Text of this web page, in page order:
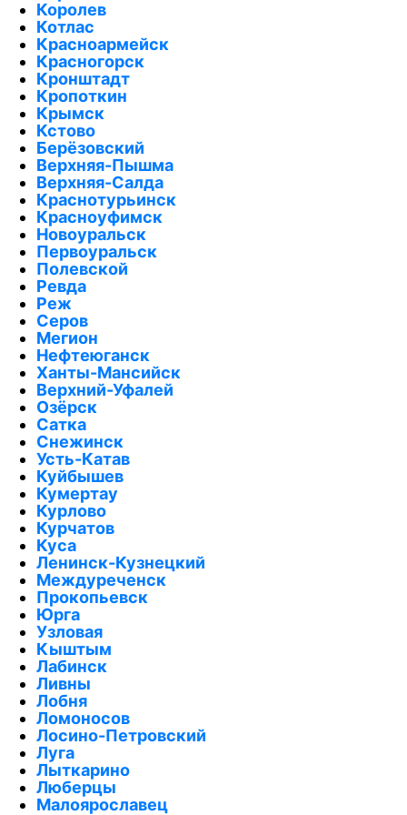
Королев
Котлас
Красноармейск
Красногорск
Кронштадт
Кропоткин
Крымск
Кстово
Берёзовский
Верхняя-Пышма
Верхняя-Салда
Краснотурьинск
Красноуфимск
Новоуральск
Первоуральск
Полевской
Ревда
Реж
Серов
Мегион
Нефтеюганск
Ханты-Мансийск
Верхний-Уфалей
Озёрск
Сатка
Снежинск
Усть-Катав
Куйбышев
Кумертау
Курлово
Курчатов
Куса
Ленинск-Кузнецкий
Междуреченск
Прокопьевск
Юрга
Узловая
Кыштым
Лабинск
Ливны
Лобня
Ломоносов
Лосино-Петровский
Луга
Лыткарино
Люберцы
Малоярославец